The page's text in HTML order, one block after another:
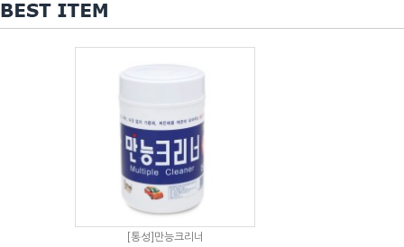
[통성]만능크리너